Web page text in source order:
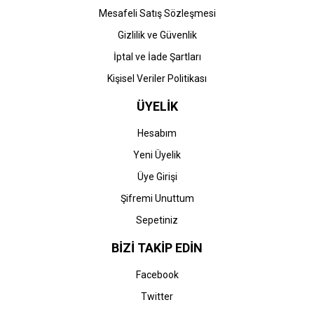
Mesafeli Satış Sözleşmesi
Gizlilik ve Güvenlik
İptal ve İade Şartları
Kişisel Veriler Politikası
ÜYELİK
Hesabım
Yeni Üyelik
Üye Girişi
Şifremi Unuttum
Sepetiniz
BİZİ TAKİP EDİN
Facebook
Twitter